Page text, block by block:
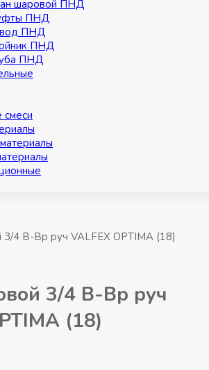
шаровой ПНД
ПНД
ПНД
ПНД
ПНД
смеси
4 В-Вр руч VALFEX OPTIMA (18)
3/4 В-Вр руч
(18)